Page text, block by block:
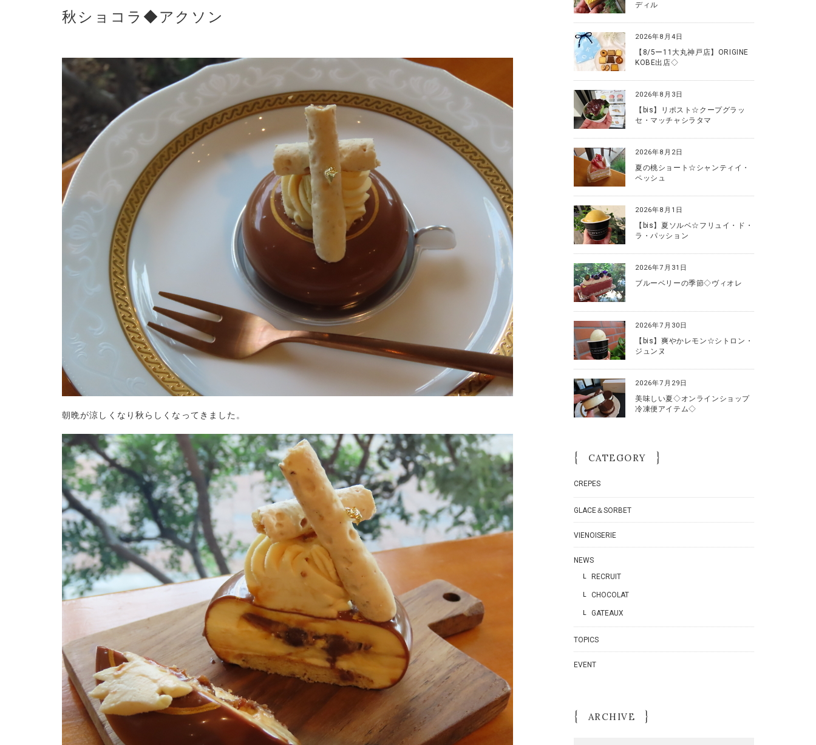
秋ショコラ◆アクソン
朝晩が涼しくなり秋らしくなってきました。
ディル
【8/5ー11大丸神戸店】ORIGINE
KOBE出店◇
2026年8月4日
【bis】リポスト☆クープグラッ
セ・マッチャシラタマ
2026年8月3日
夏の桃ショート☆シャンティイ・
ペッシュ
2026年8月2日
【bis】夏ソルベ☆フリュイ・ド・
ラ・パッション
2026年8月1日
ブルーベリーの季節◇ヴィオレ
2026年7月31日
【bis】爽やかレモン☆シトロン・
ジュンヌ
2026年7月30日
美味しい夏◇オンラインショップ
冷凍便アイテム◇
2026年7月29日
CATEGORY
CREPES
GLACE＆SORBET
VIENOISERIE
NEWS
RECRUIT
CHOCOLAT
GATEAUX
TOPICS
EVENT
ARCHIVE